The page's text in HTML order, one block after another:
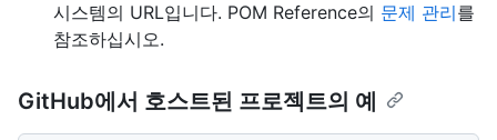
시스템의 URL입니다. POM Reference의 문제 관리를
참조하십시오.
GitHub에서 호스트된 프로젝트의 예